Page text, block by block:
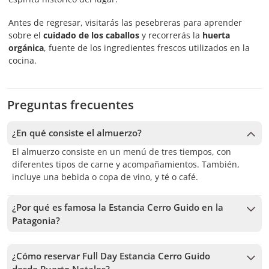
Antes de regresar, visitarás las pesebreras para aprender
sobre el cuidado de los caballos y recorrerás la huerta
orgánica, fuente de los ingredientes frescos utilizados en la
cocina.
Preguntas frecuentes
¿En qué consiste el almuerzo?
El almuerzo consiste en un menú de tres tiempos, con
diferentes tipos de carne y acompañamientos. También,
incluye una bebida o copa de vino, y té o café.
¿Por qué es famosa la Estancia Cerro Guido en la
Patagonia?
estancias más grandes y tradicionales de la Patagonia
chilena, destacada por su paisaje y su rica historia. Fundada
¿Cómo reservar Full Day Estancia Cerro Guido